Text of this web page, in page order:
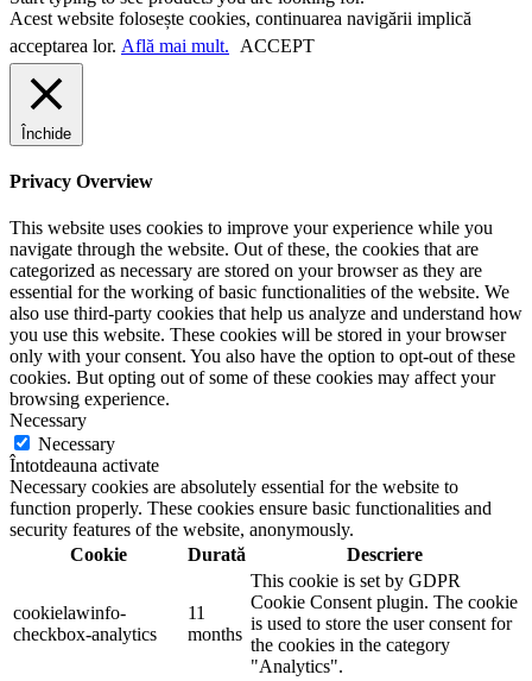
Acest website folosește cookies, continuarea navigării implică
acceptarea lor. Află mai mult. ACCEPT
Închide
Privacy Overview
This website uses cookies to improve your experience while you
navigate through the website. Out of these, the cookies that are
categorized as necessary are stored on your browser as they are
essential for the working of basic functionalities of the website. We
also use third-party cookies that help us analyze and understand how
you use this website. These cookies will be stored in your browser
only with your consent. You also have the option to opt-out of these
cookies. But opting out of some of these cookies may affect your
browsing experience.
Necessary
Necessary
Întotdeauna activate
Necessary cookies are absolutely essential for the website to
function properly. These cookies ensure basic functionalities and
security features of the website, anonymously.
Cookie
Durată Descriere
cookielawinfo-
checkbox-analytics
11
months
This cookie is set by GDPR
Cookie Consent plugin. The cookie
is used to store the user consent for
the cookies in the category
"Analytics".